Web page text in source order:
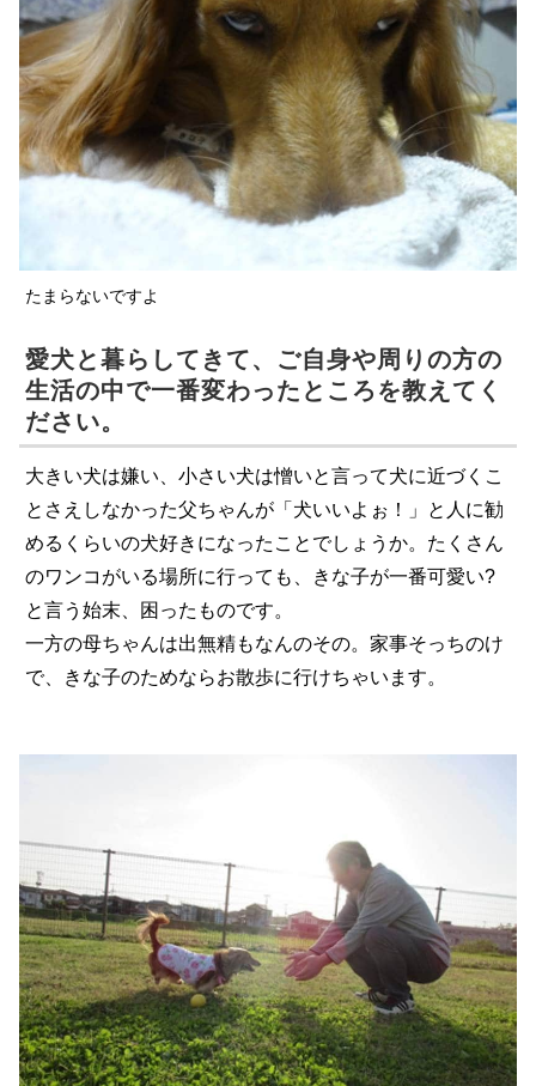
たまらないですよ
愛犬と暮らしてきて、ご自身や周りの方の
生活の中で一番変わったところを教えてく
ださい。
大きい犬は嫌い、小さい犬は憎いと言って犬に近づくこ
とさえしなかった父ちゃんが「犬いいよぉ！」と人に勧
めるくらいの犬好きになったことでしょうか。たくさん
のワンコがいる場所に行っても、きな子が一番可愛い?
と言う始末、困ったものです。
一方の母ちゃんは出無精もなんのその。家事そっちのけ
で、きな子のためならお散歩に行けちゃいます。